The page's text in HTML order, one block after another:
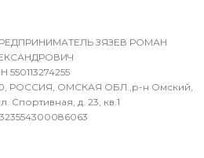
БЛОКА
-7
ЗЯЗЕВ РОМАН
550113274255
РОССИЯ, ОМСКАЯ ОБЛ.,р-н Омский,
Спортивная, д. 23, кв.1